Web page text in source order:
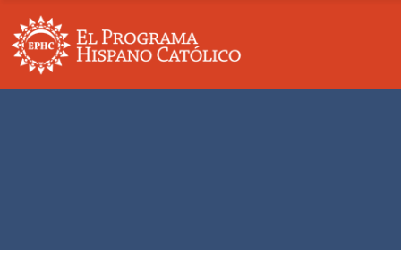
Nuestra Historia Descripción